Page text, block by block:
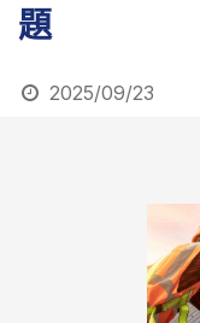
部落格
題
2025/09/23